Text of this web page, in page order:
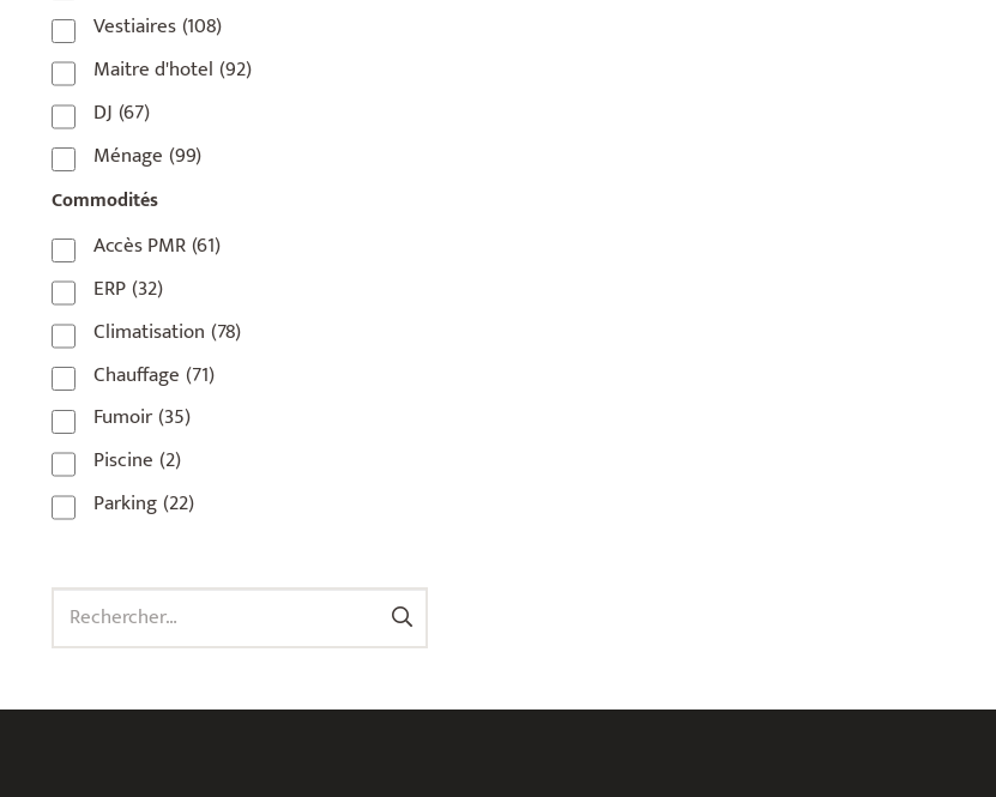
75018 (7)
75019 (4)
75020
92110(1)
92800(1)
93(1)
93 420(1)
93100(1)
93200(1)
93500 (1)
Vestiaires(108)
Maitre d'hotel (92)
DJ (67)
Ménage (99)
Commodités
Accès PMR(61)
ERP(32)
Climatisation (78)
Chauffage (71)
Fumoir(35)
Piscine (2)
Parking(22)
Rechercher :